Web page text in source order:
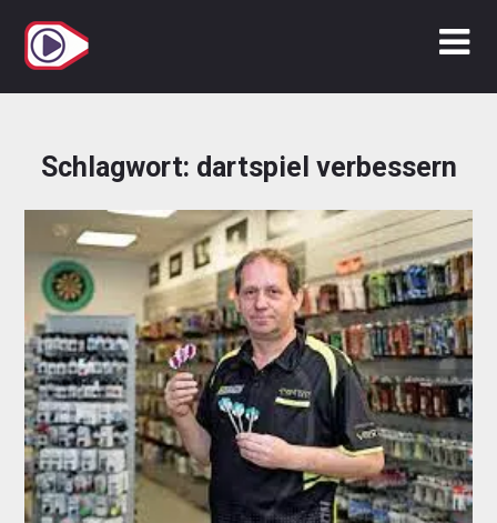
Inhalt
springen
Schlagwort: dartspiel verbessern